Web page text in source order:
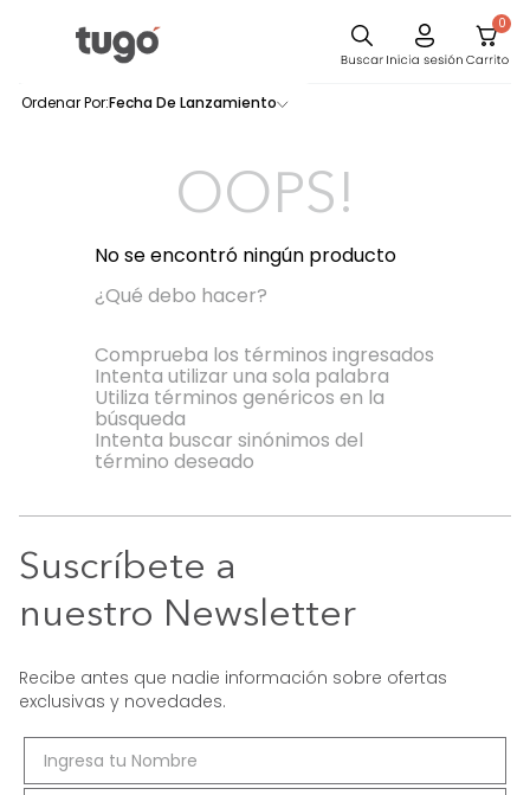
0
Fecha De Lanzamiento
0productos
OOPS!
No se encontró ningún producto
¿Qué debo hacer?
Comprueba los términos ingresados
Intenta utilizar una sola palabra
Utiliza términos genéricos en la
búsqueda
Intenta buscar sinónimos del
término deseado
Suscríbete a
nuestro Newsletter
Recibe antes que nadie información sobre ofertas
exclusivas y novedades.
Sofa
Cuadros
Cama
Mesa Centro
Mesa Noche